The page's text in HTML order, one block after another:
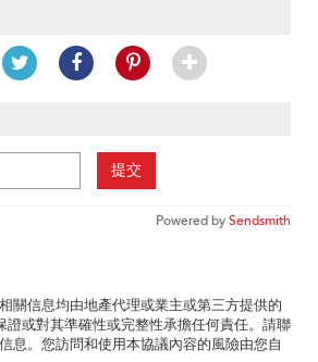
提交
Powered bySendsmith
關信息均由地產代理或業主或第三方提供的
證或對其準確性或完整性承擔任何責任。請聯
息。您訪問和使用本協議內容的風險由您自